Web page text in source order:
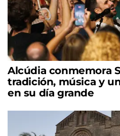
Alcúdia conmemora
tradición, música y
en su día grande